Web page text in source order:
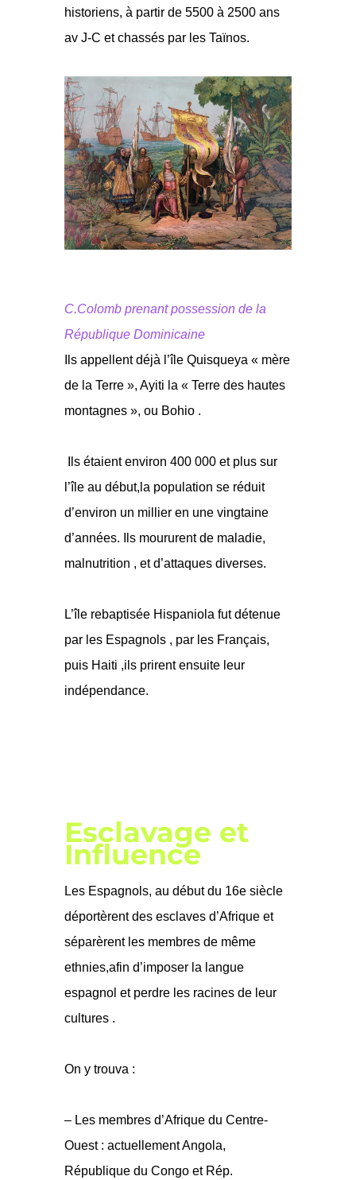
historiens, à partir de 5500 à 2500 ans
av J-C et chassés par les Taïnos.
C.Colomb prenant possession de la
République Dominicaine
Ils appellent déjà l’île Quisqueya « mère
de la Terre », Ayiti la « Terre des hautes
montagnes », ou Bohio .
Ils étaient environ 400 000 et plus sur
l’île au début,la population se réduit
d’environ un millier en une vingtaine
d’années. Ils moururent de maladie,
malnutrition , et d’attaques diverses.
L’île rebaptisée Hispaniola fut détenue
par les Espagnols , par les Français,
puis Haiti ,ils prirent ensuite leur
indépendance.
Esclavage et
Influence
Les Espagnols, au début du 16e siècle
déportèrent des esclaves d’Afrique et
séparèrent les membres de même
ethnies,afin d’imposer la langue
espagnol et perdre les racines de leur
cultures .
On y trouva :
– Les membres d’Afrique du Centre-
Ouest : actuellement Angola,
République du Congo et Rép.